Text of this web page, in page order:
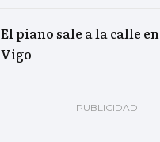
El piano sale a la calle en
Vigo